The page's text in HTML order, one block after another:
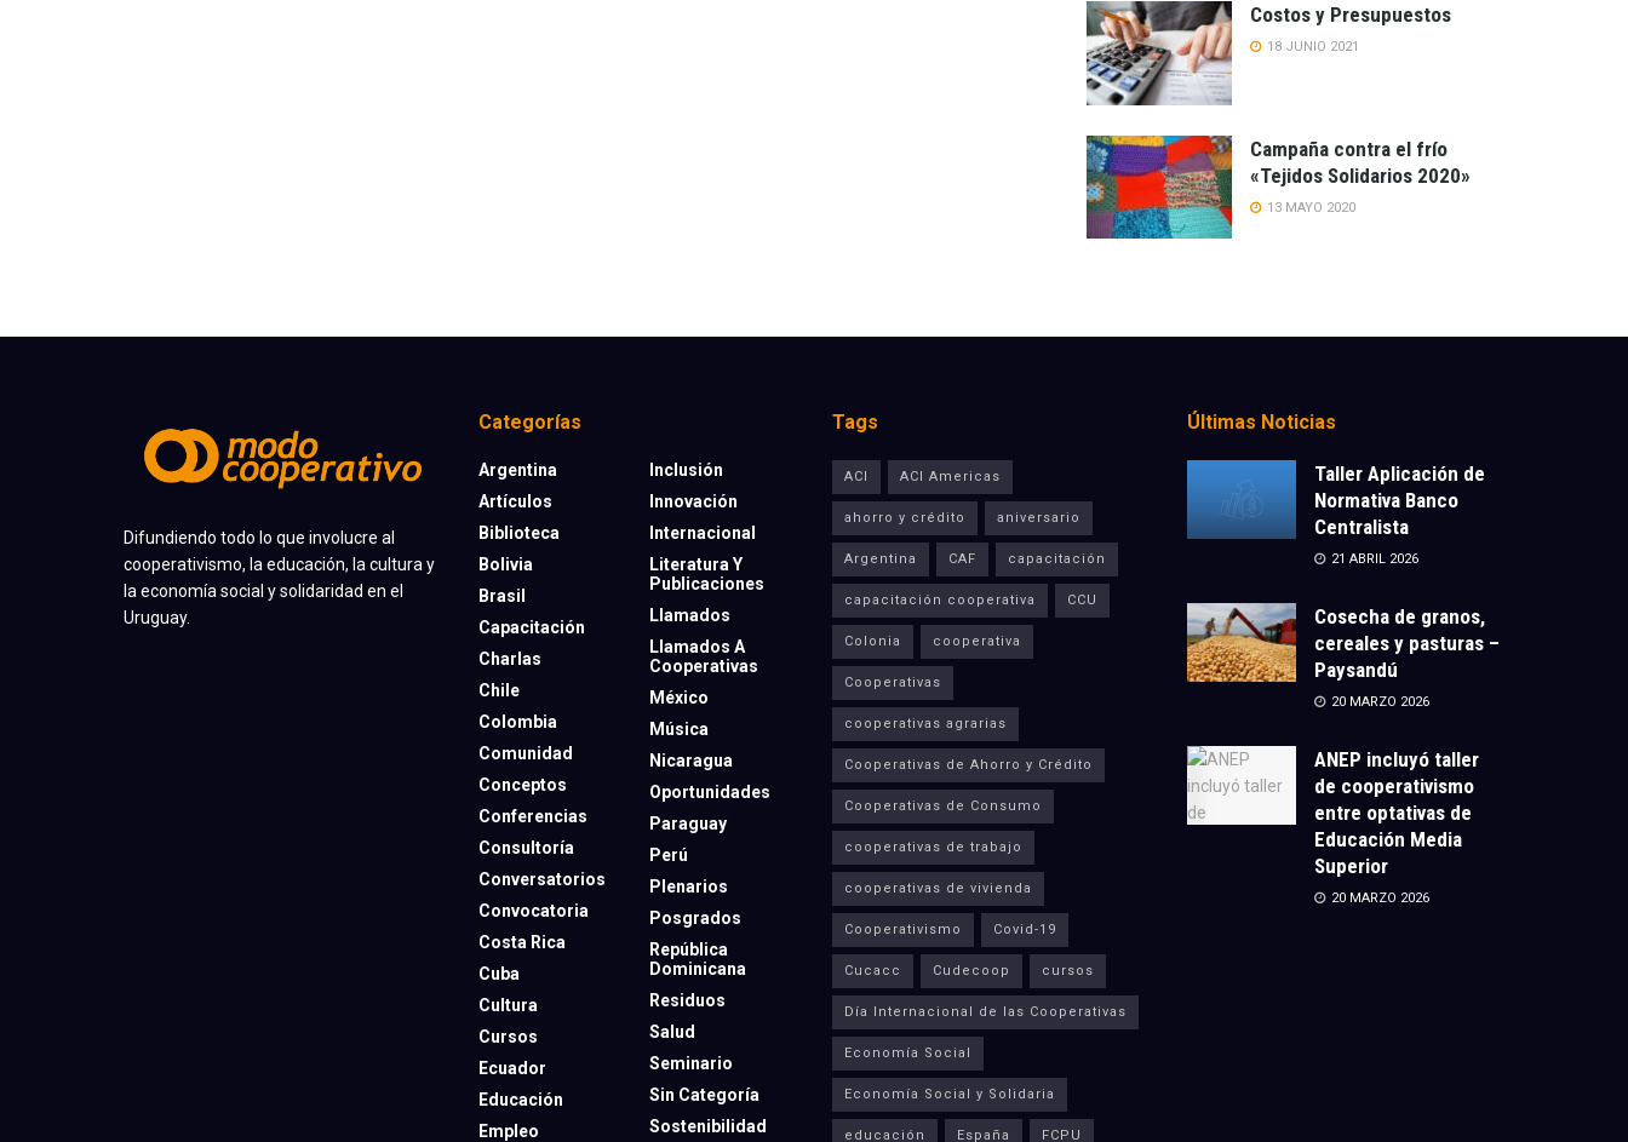
Costos y Presupuestos
18 JUNIO 2021
Campaña contra el frío
«Tejidos Solidarios 2020»
13 MAYO 2020
Difundiendo todo lo que involucre al
cooperativismo, la educación, la cultura y
la economía social y solidaridad en el
Uruguay.
Categorías
Argentina
Artículos
Biblioteca
Bolivia
Brasil
Capacitación
Charlas
Chile
Colombia
Comunidad
Conceptos
Conferencias
Consultoría
Conversatorios
Convocatoria
Costa Rica
Cuba
Cultura
Cursos
Ecuador
Educación
Empleo
Inclusión
Innovación
Internacional
Literatura Y
Publicaciones
Llamados
Llamados A
Cooperativas
México
Música
Nicaragua
Oportunidades
Paraguay
Perú
Plenarios
Posgrados
República
Dominicana
Residuos
Salud
Seminario
Sin Categoría
Sostenibilidad
Tags
ACI ACI Americas
ahorro y crédito aniversario
Argentina CAF capacitación
capacitación cooperativa CCU
Colonia cooperativa
Cooperativas
cooperativas agrarias
Cooperativas de Ahorro y Crédito
Cooperativas de Consumo
cooperativas de trabajo
cooperativas de vivienda
Cooperativismo Covid-19
Cucacc Cudecoop cursos
Día Internacional de las Cooperativas
Economía Social
Economía Social y Solidaria
educación España FCPU
Últimas Noticias
Taller Aplicación de
Normativa Banco
Centralista
21 ABRIL 2026
Cosecha de granos,
cereales y pasturas –
Paysandú
20 MARZO 2026
ANEP incluyó taller
de cooperativismo
entre optativas de
Educación Media
Superior
20 MARZO 2026